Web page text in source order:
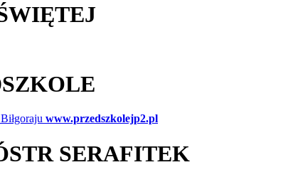
www.przedszkolejp2.pl
SERAFITEK